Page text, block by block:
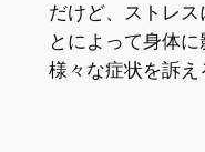
だけど、ストレ
とによって身体
様々な症状を訴え